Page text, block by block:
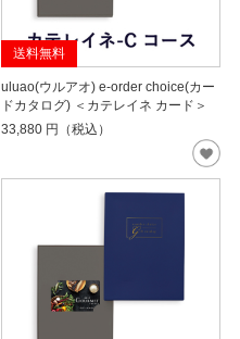
送料無料
uluao(ウルアオ) e-order choice(カー
ドカタログ) ＜カテレイネ カード＞
33,880 円（税込）